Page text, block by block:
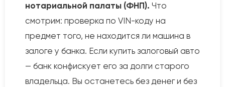
нотариальной палаты (ФНП). Что
смотрим: проверка по VIN-коду на
предмет того, не находится ли машина в
залоге у банка. Если купить залоговый авто
— банк конфискует его за долги старого
владельца. Вы останетесь без денег и без